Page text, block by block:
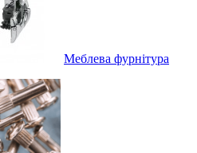
Меблева фурнітура